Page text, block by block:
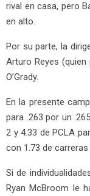
rival en casa, pero
en alto.
Por su parte, la
Arturo Reyes
O’Grady.
En la presente
para .263 por un
2 y 4.33 de PCLA
con 1.73 de
Si de
Ryan McBroom le